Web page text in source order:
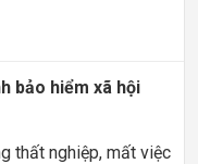
bảo hiểm xã hội
thất nghiệp, mất việc